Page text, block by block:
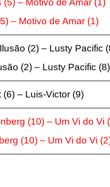
) – Motivo de Amar (1)
(2) – Lusty Pacific
(2) – Lusty Pacific (8)
(6) – Luis-Victor (9)
(10) – Um Vi do Vi
(10) – Um Vi do Vi (2